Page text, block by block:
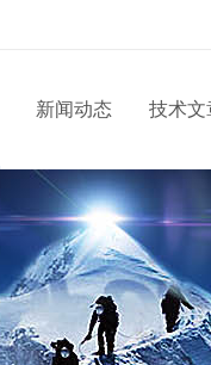
新闻动态 技术文